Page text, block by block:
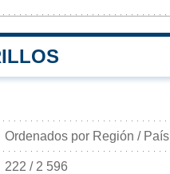
Ordenados por Región / País
222 / 2 596